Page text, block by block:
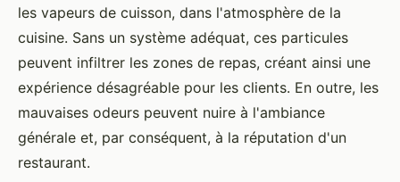
les vapeurs de cuisson, dans l'atmosphère de la
cuisine. Sans un système adéquat, ces particules
peuvent infiltrer les zones de repas, créant ainsi une
expérience désagréable pour les clients. En outre, les
mauvaises odeurs peuvent nuire à l'ambiance
générale et, par conséquent, à la réputation d'un
restaurant.